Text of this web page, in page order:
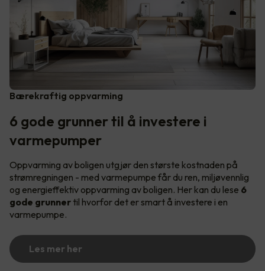
Bærekraftig oppvarming
6 gode grunner til å investere i
varmepumper
Oppvarming av boligen utgjør den største kostnaden på
strømregningen - med varmepumpe får du ren, miljøvennlig
og energieffektiv oppvarming av boligen. Her kan du lese 6
gode grunner til hvorfor det er smart å investere i en
varmepumpe.
Les mer her